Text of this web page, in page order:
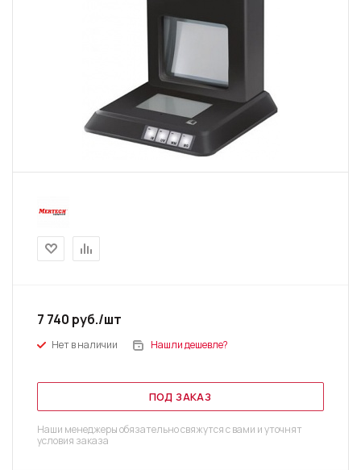
7 740 руб./шт
Нет в наличии Нашли дешевле?
ПОД ЗАКАЗ
Наши менеджеры обязательно свяжутся с вами и уточнят
условия заказа